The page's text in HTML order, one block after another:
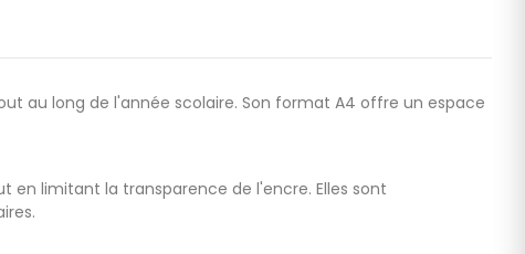
au long de l'année scolaire. Son format A4 offre un espace
en limitant la transparence de l'encre. Elles sont